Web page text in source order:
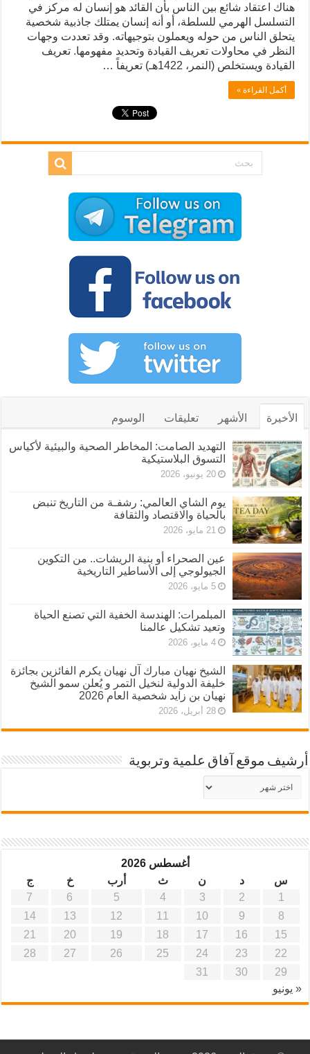
هناك اعتقاد شائع بين الناس بأن القائد هو إنسان له مركز في
التسلسل الهرمي للسلطة، أو أنه إنسان يمتلك جاذبية شخصية
يتحلق الناس من حوله ويعملون بتوجيهاته. وقد تعددت وجهات
النظر في محاولات تعريف القيادة وتحديد مفهومها. تعريف
القيادة ويستخلص (النمر، 1422هـ) تعريفاً …
أكمل القراءة »
الأخيرة الأشهر تعليقات الوسوم
التهديد الصامت: المخاطر الصحية والبيئية لأكياس
التسوق البلاستيكية
20 يونيو، 2026
يوم الشاي العالمي: رشفـة من التاريخ تنبض
بالحياة والاقتصاد والثقافة
21 مايو، 2026
عين الصحراء أو بنية الريشات.. من التكوين
الجيولوجي إلى الأساطير التاريخية
5 مايو، 2026
المبلمرات: الهندسة الخفية التي تصنع الحياة
وتعيد تشكيل عالمنا
4 مايو، 2026
الشيخ نهيان مبارك آل نهيان يكرم الفائزين بجائزة
خليفة الدولية لنخيل التمر و يُعلن سمو الشيخ
نهيان بن زايد شخصية العام 2026
28 أبريل، 2026
أرشيف موقع آفاق علمية وتربوية
أرشيف
موقع
آفاق
أغسطس 2026
س
د ن ث أرب خ
ج
1
2
3
4
5
6
7
8
9
10
11
12
13
14
15
16
17
18
19
20
21
22
23
24
25
26
27
28
29
30
31
« يونيو